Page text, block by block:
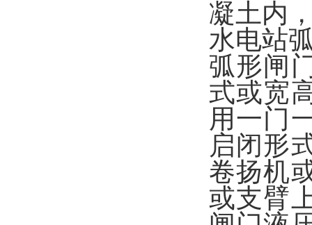
凝土内
水电站
弧形闸
式或宽
用一门
启闭形
卷扬机
或支臂